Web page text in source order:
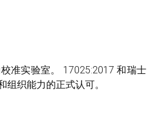
准实验室。 17025:2017 和瑞士
织能力的正式认可。